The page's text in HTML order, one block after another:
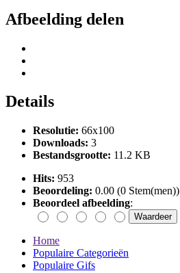
Afbeelding delen
Details
Resolutie: 66x100
Downloads: 3
Bestandsgrootte: 11.2 KB
Hits: 953
Beoordeling: 0.00 (0 Stem(men))
Beoordeel afbeelding:
Home
Populaire Categorieën
Populaire Gifs